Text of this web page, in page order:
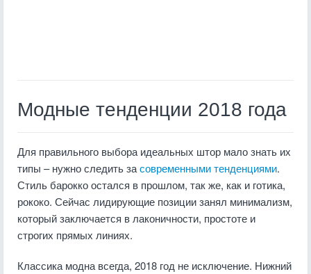
Модные тенденции 2018 года
Для правильного выбора идеальных штор мало знать их
типы – нужно следить засовременными тенденциями.
Стиль барокко остался в прошлом, так же, как и готика,
рококо. Сейчас лидирующие позиции занял минимализм,
который заключается в лаконичности, простоте и
строгих прямых линиях.
Классика модна всегда, 2018 год не исключение. Нижний